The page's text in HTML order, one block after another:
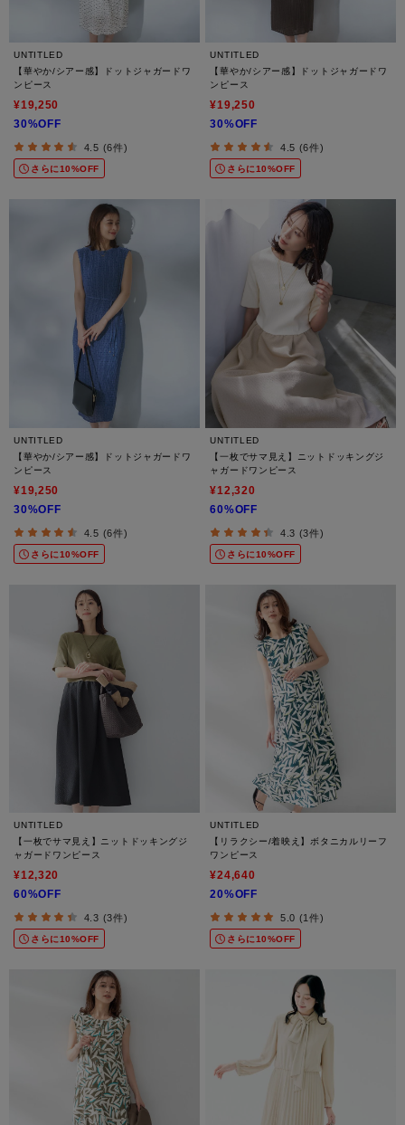
UNTITLED
【華やか/シアー感】ドットジャガードワ
ンピース
¥19,250
30%OFF
4.5 (6件)
さらに10%OFF
UNTITLED
【華やか/シアー感】ドットジャガードワ
ンピース
¥19,250
30%OFF
4.5 (6件)
さらに10%OFF
UNTITLED
【華やか/シアー感】ドットジャガードワ
ンピース
¥19,250
30%OFF
4.5 (6件)
さらに10%OFF
UNTITLED
【一枚でサマ見え】ニットドッキングジ
ャガードワンピース
¥12,320
60%OFF
4.3 (3件)
さらに10%OFF
UNTITLED
【一枚でサマ見え】ニットドッキングジ
ャガードワンピース
¥12,320
60%OFF
4.3 (3件)
さらに10%OFF
UNTITLED
【リラクシー/着映え】ボタニカルリーフ
ワンピース
¥24,640
20%OFF
5.0 (1件)
さらに10%OFF